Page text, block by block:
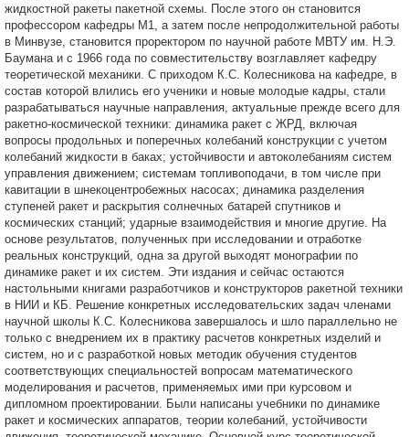
жидкостной ракеты пакетной схемы. После этого он становится
профессором кафедры М1, а затем после непродолжительной работы
в Минвузе, становится проректором по научной работе МВТУ им. Н.Э.
Баумана и с 1966 года по совместительству возглавляет кафедру
теоретической механики. С приходом К.С. Колесникова на кафедре, в
состав которой влились его ученики и новые молодые кадры, стали
разрабатываться научные направления, актуальные прежде всего для
ракетно-космической техники: динамика ракет с ЖРД, включая
вопросы продольных и поперечных колебаний конструкции с учетом
колебаний жидкости в баках; устойчивости и автоколебаниям систем
управления движением; системам топливоподачи, в том числе при
кавитации в шнекоцентробежных насосах; динамика разделения
ступеней ракет и раскрытия солнечных батарей спутников и
космических станций; ударные взаимодействия и многие другие. На
основе результатов, полученных при исследовании и отработке
реальных конструкций, одна за другой выходят монографии по
динамике ракет и их систем. Эти издания и сейчас остаются
настольными книгами разработчиков и конструкторов ракетной техники
в НИИ и КБ. Решение конкретных исследовательских задач членами
научной школы К.С. Колесникова завершалось и шло параллельно не
только с внедрением их в практику расчетов конкретных изделий и
систем, но и с разработкой новых методик обучения студентов
соответствующих специальностей вопросам математического
моделирования и расчетов, применяемых ими при курсовом и
дипломном проектировании. Были написаны учебники по динамике
ракет и космических аппаратов, теории колебаний, устойчивости